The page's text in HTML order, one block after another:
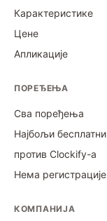
Карактеристике
Цене
Апликације
ПОРЕЂЕЊА
Сва поређења
Најбољи бесплатни
против Clockify-а
Нема регистрације
КОМПАНИЈА